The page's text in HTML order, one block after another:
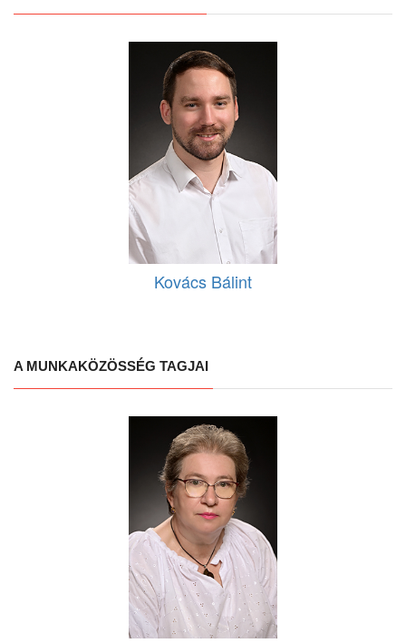
Kovács Bálint
A MUNKAKÖZÖSSÉG TAGJAI